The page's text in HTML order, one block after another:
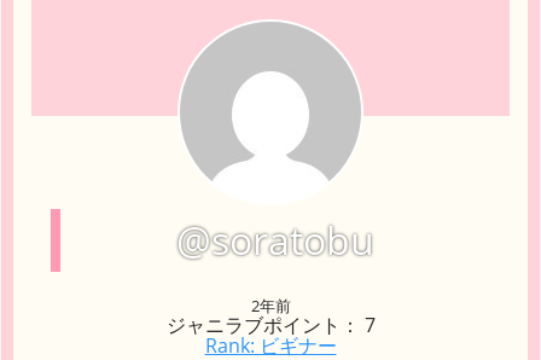
@soratobu
2年前
ジャニラブポイント： 7
Rank: ビギナー